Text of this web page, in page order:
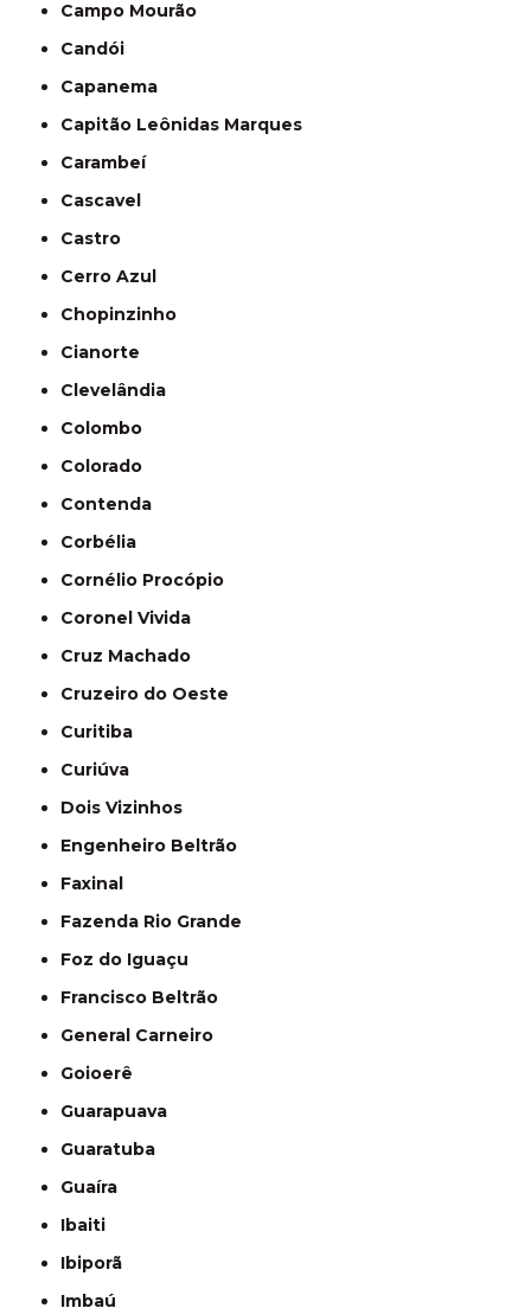
Campo Mourão
Candói
Capanema
Capitão Leônidas Marques
Carambeí
Cascavel
Castro
Cerro Azul
Chopinzinho
Cianorte
Clevelândia
Colombo
Colorado
Contenda
Corbélia
Cornélio Procópio
Coronel Vivida
Cruz Machado
Cruzeiro do Oeste
Curitiba
Curiúva
Dois Vizinhos
Engenheiro Beltrão
Faxinal
Fazenda Rio Grande
Foz do Iguaçu
Francisco Beltrão
General Carneiro
Goioerê
Guarapuava
Guaratuba
Guaíra
Ibaiti
Ibiporã
Imbaú